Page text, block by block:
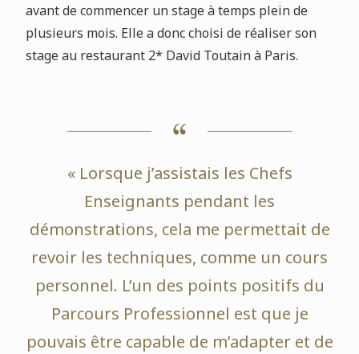
avant de commencer un stage à temps plein de
plusieurs mois. Elle a donc choisi de réaliser son
stage au restaurant 2* David Toutain à Paris.
« Lorsque j’assistais les Chefs
Enseignants pendant les
démonstrations, cela me permettait de
revoir les techniques, comme un cours
personnel. L’un des points positifs du
Parcours Professionnel est que je
pouvais être capable de m’adapter et de